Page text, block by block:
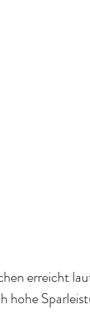
erreicht
hohe